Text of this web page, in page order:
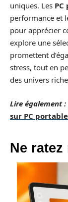
uniques. Les
performance et
pour apprécier
explore une
promettent
stress, tout en
des univers
Lire également :
sur PC
Ne